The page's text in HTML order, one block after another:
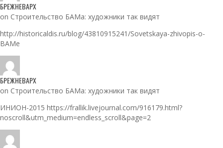
БРЕЖНЕВАРХ
on Строительство БАМа: художники так видят
http://historicaldis.ru/blog/43810915241/Sovetskaya-zhivopis-o-
BAMe
БРЕЖНЕВАРХ
on Строительство БАМа: художники так видят
ИНИОН-2015 https://frallik.livejournal.com/916179.html?
noscroll&utm_medium=endless_scroll&page=2